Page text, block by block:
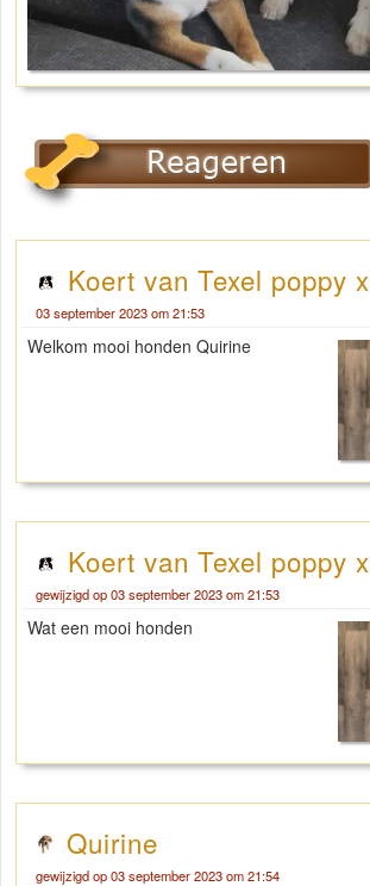
Koert van Texel poppy x
03 september 2023 om 21:53
Welkom mooi honden Quirine
Koert van Texel poppy x
gewijzigd op 03 september 2023 om 21:53
Wat een mooi honden
Quirine
gewijzigd op 03 september 2023 om 21:54